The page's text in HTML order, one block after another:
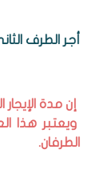
أجر الطرف
إن مدة
ويعتبر هذا
الطرفان.